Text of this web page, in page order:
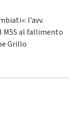
l’avv.
M5S al fallimento
Grillo